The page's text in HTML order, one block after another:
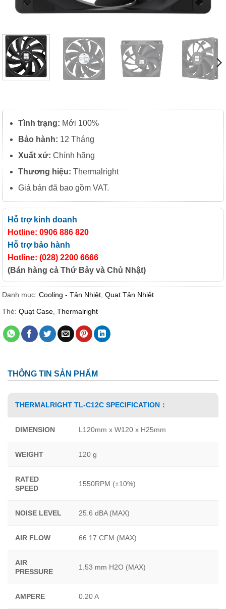
Tình trạng: Mới 100%
Bảo hành: 12 Tháng
Xuấtxứ: Chính hãng
Thương hiệu: Thermalright
Giá bán đã bao gồm VAT.
Hỗ trợ kinh doanh
Hotline: 0906 886 820
Hỗ trợ bảo hành
Hotline: (028) 2200 6666
(Bán hàng cả Thứ Bảy và Chủ Nhật)
Danh mục: Cooling - Tản Nhiệt Quạt Tản Nhiệt
Thẻ: Quạt Case Thermalright
THÔNG TIN SẢN PHẨM
THERMALRIGHT TL-C12C SPECIFICATION：
DIMENSION L120mm x W120 x H25mm
WEIGHT 120 g
RATED
SPEED
1550RPM (±10%)
NOISE LEVEL 25.6 dBA (MAX)
AIR FLOW 66.17 CFM (MAX)
AIR
PRESSURE
1.53 mm H2O (MAX)
AMPERE 0.20 A